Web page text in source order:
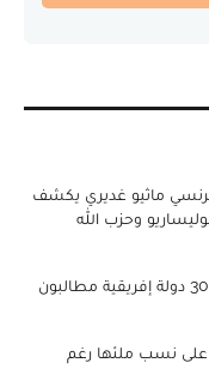
ماثيو غديري يكشف
وحزب الله
تأشيرة الدخول للولايات المتحدة: مواطنو 30 دولة إفريقية مطالبون
نسب ملئها رغم